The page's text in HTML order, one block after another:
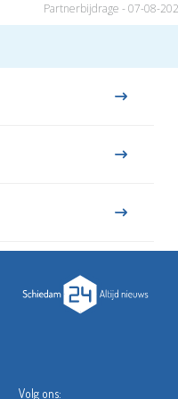
Partnerbijdrage - 07-08-
Volg ons: